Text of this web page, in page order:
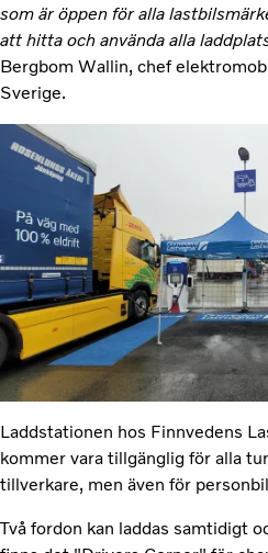
som är öppen för alla
att hitta och använda alla
Bergbom Wallin, chef
Sverige.
Laddstationen hos Finnvedens
kommer vara tillgänglig för alla
tillverkare, men även för
Två fordon kan laddas samtidigt